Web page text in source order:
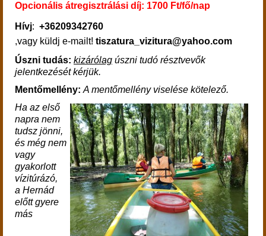
Opcionális átregisztrálási díj: 1700 Ft/fő/nap
Hívj: +36209342760
,vagy küldj e-mailt! tiszatura_vizitura@yahoo.com
Úszni tudás: kizárólag úszni tudó résztvevők
jelentkezését kérjük.
Mentőmellény: A mentőmellény viselése kötelező.
Ha az első
napra nem
tudsz jönni,
és még nem
vagy
gyakorlott
vízitúrázó,
a Hernád
előtt gyere
más